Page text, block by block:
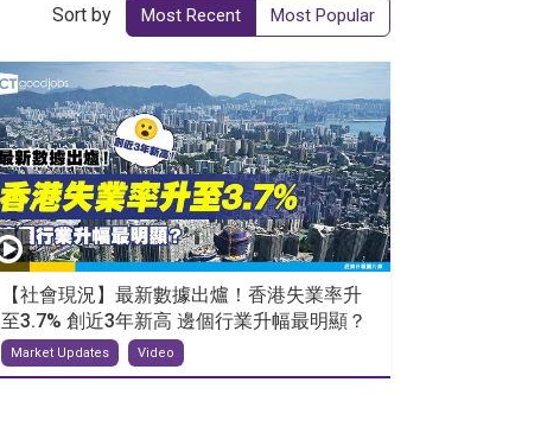
Sort by Most Recent Most Popular
【社會現況】最新數據出爐！香港失業率升
至3.7% 創近3年新高 邊個行業升幅最明顯？
Market Updates Video